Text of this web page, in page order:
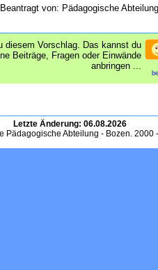
Beantragt von: Pädagogische Abteilung
diesem Vorschlag. Das kannst du
Beiträge, Fragen oder Einwände
anbringen ...
Letzte Änderung: 06.08.2026
Pädagogische Abteilung - Bozen. 2000